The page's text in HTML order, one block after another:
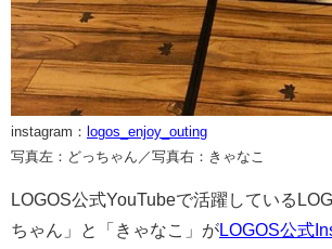
instagram： logos_enjoy_outing
写真左：どっちゃん／写真右：きゃなこ
LOGOS公式YouTubeで活躍している
ちゃん」と「きゃなこ」がLOGOS公式